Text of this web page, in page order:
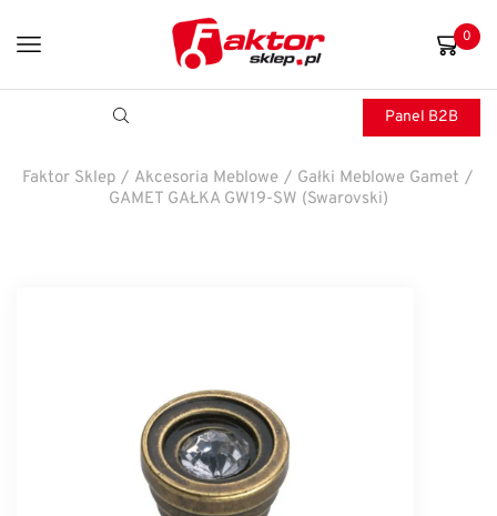
0
Panel B2B
Faktor Sklep / Akcesoria Meblowe / Gałki Meblowe Gamet /
GAMET GAŁKA GW19-SW (Swarovski)